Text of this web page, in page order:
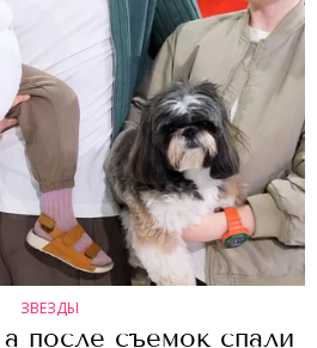
ЗВЕЗДЫ
после съемок спали